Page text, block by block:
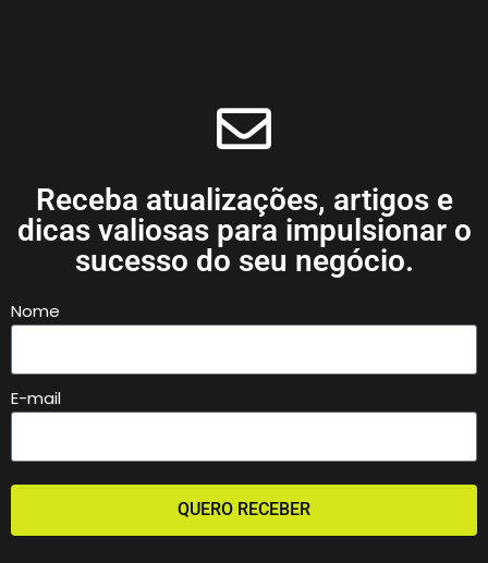
Receba atualizações, artigos e
dicas valiosas para impulsionar o
sucesso do seu negócio.
Nome
E-mail
QUERO RECEBER